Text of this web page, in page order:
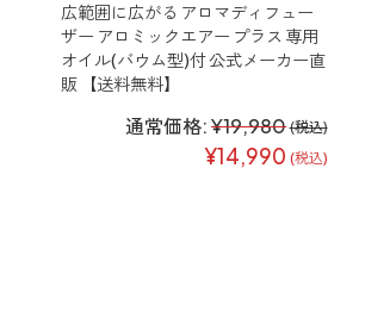
広範囲に広がる アロマディフュー
ザー アロミックエアー プラス 専用
オイル(バウム型)付 公式メーカー直
販 【送料無料】
通常価格:¥19,980(税込)
¥14,990 (税込)